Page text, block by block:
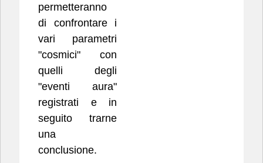
permetteranno
di confrontare i
vari parametri
"cosmici" con
quelli degli
"eventi aura"
registrati e in
seguito trarne
una
conclusione.